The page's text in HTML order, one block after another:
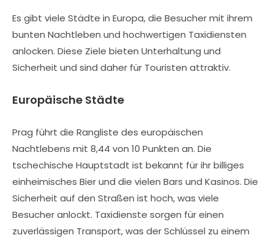
Es gibt viele Städte in Europa, die Besucher mit ihrem
bunten Nachtleben und hochwertigen Taxidiensten
anlocken. Diese Ziele bieten Unterhaltung und
Sicherheit und sind daher für Touristen attraktiv.
Europäische Städte
Prag führt die Rangliste des europäischen
Nachtlebens mit 8,44 von 10 Punkten an. Die
tschechische Hauptstadt ist bekannt für ihr billiges
einheimisches Bier und die vielen Bars und Kasinos. Die
Sicherheit auf den Straßen ist hoch, was viele
Besucher anlockt. Taxidienste sorgen für einen
zuverlässigen Transport, was der Schlüssel zu einem